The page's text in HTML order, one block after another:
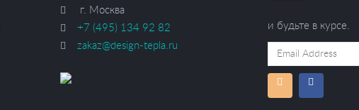
г. Москва
+7 (495) 134 92 82
zakaz@design-tepla.ru
и будьте в курсе.